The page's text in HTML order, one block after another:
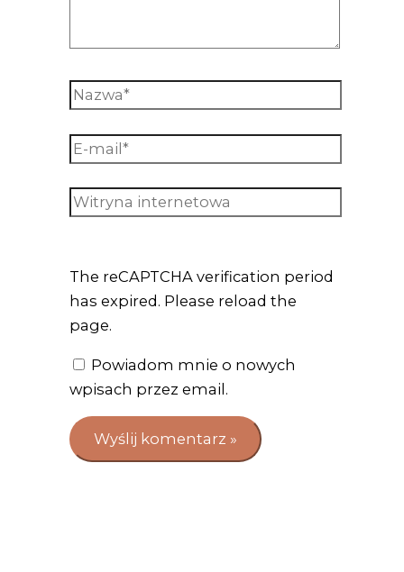
The reCAPTCHA verification period
has expired. Please reload the
page.
Powiadom mnie o nowych
wpisach przez email.